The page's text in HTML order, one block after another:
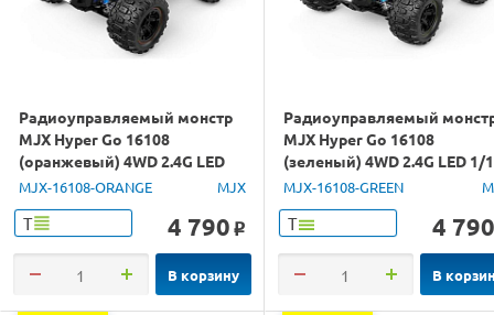
Радиоуправляемый монстр
MJX Hyper Go 16108
(оранжевый) 4WD 2.4G LED
1/16 RTR
MJX-16108-ORANGE MJX
Т 4 790 o
В корзину
Радиоуправляемый
MJX Hyper Go 16108
(зеленый) 4WD 2.4G LED 1/
RTR
MJX-16108-GREEN
Т 4 790
В